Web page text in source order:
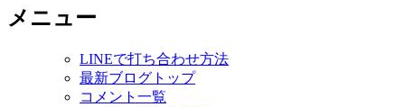
メニュー
LINEで打ち合わせ方法
最新ブログトップ
コメント一覧